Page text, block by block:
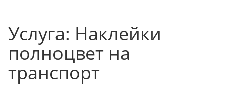
Услуга: Наклейки
полноцвет на
транспорт